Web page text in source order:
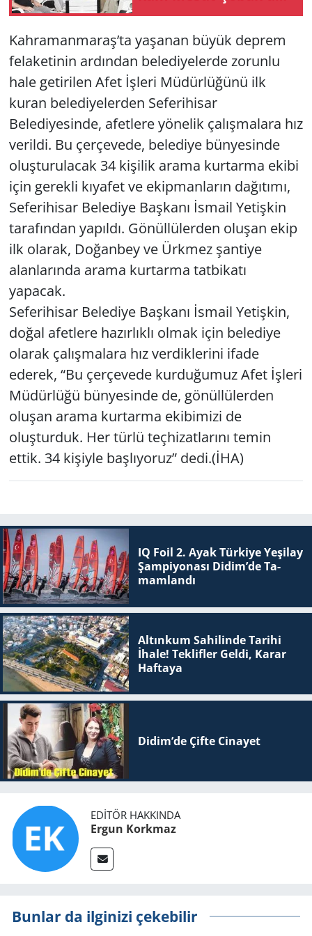
Hoş­gel­di­niz zi­ya­re­tin­
Kahramanmaraş’ta yaşanan büyük deprem
felaketinin ardından belediyelerde zorunlu
hale getirilen Afet İşleri Müdürlüğünü ilk
kuran belediyelerden Seferihisar
Belediyesinde, afetlere yönelik çalışmalara hız
verildi. Bu çerçevede, belediye bünyesinde
oluşturulacak 34 kişilik arama kurtarma ekibi
için gerekli kıyafet ve ekipmanların dağıtımı,
Seferihisar Belediye Başkanı İsmail Yetişkin
tarafından yapıldı. Gönüllülerden oluşan ekip
ilk olarak, Doğanbey ve Ürkmez şantiye
alanlarında arama kurtarma tatbikatı
yapacak.
Seferihisar Belediye Başkanı İsmail Yetişkin,
doğal afetlere hazırlıklı olmak için belediye
olarak çalışmalara hız verdiklerini ifade
ederek, “Bu çerçevede kurduğumuz Afet İşleri
Müdürlüğü bünyesinde de, gönüllülerden
oluşan arama kurtarma ekibimizi de
oluşturduk. Her türlü teçhizatlarını temin
ettik. 34 kişiyle başlıyoruz” dedi.(İHA)
IQ Foil 2. Ayak Tür­ki­ye Ye­şi­lay
Şam­pi­yo­na­sı Didim’de Ta­
mam­lan­dı
Altınkum Sahilinde Tarihi
İhale! Teklifler Geldi, Karar
Haftaya
Didim’de Çifte Ci­na­yet
EDITÖR HAKKINDA
Ergun Korkmaz
Bunlar da ilginizi çekebilir